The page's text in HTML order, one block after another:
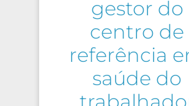
gestor do
centro de
referência
saúde do